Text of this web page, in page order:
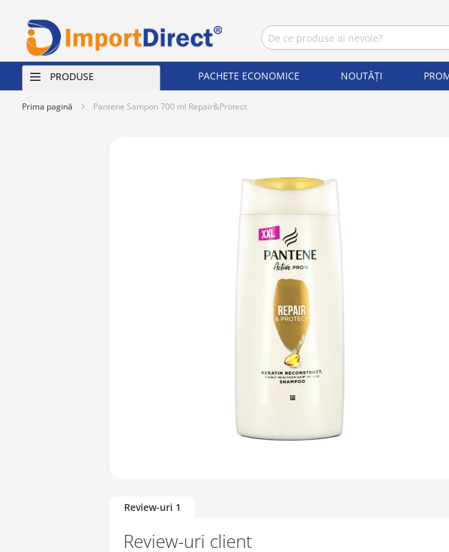
PRODUSE PACHETE ECONOMICE NOUTĂȚI
Prima pagină Pantene Sampon 700 ml Repair&Protect
Review-uri 1
Review-uri client